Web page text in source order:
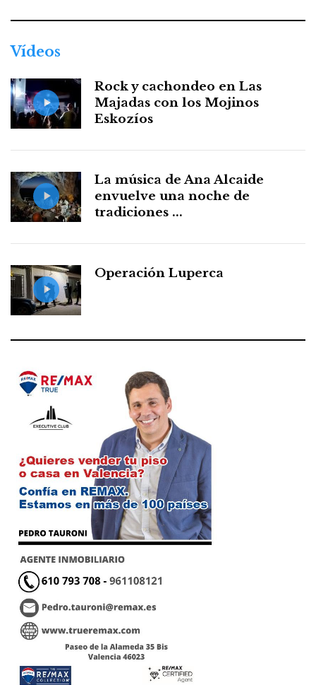
Vídeos
Rock y cachondeo en Las
Majadas con los Mojinos
Eskozíos
La música de Ana Alcaide
envuelve una noche de
tradiciones ...
Operación Luperca